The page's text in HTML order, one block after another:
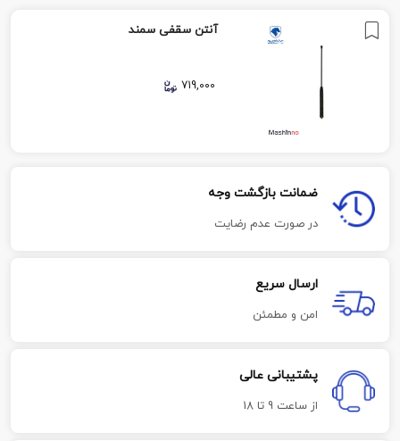
آنتن سقفی سمند
719,000
ضمانت بازگشت وجه
در صورت عدم رضایت
ارسال سریع
امن و مطمئن
پشتیبانی عالی
از ساعت 9 تا 18